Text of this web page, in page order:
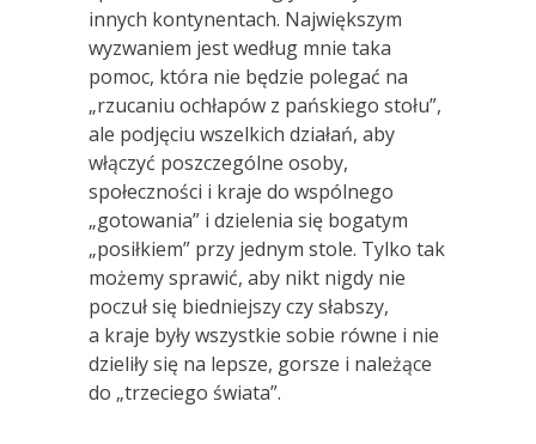
innych kontynentach. Największym
wyzwaniem jest według mnie taka
pomoc, która nie będzie polegać na
„rzucaniu ochłapów z pańskiego stołu”,
ale podjęciu wszelkich działań, aby
włączyć poszczególne osoby,
społeczności i kraje do wspólnego
„gotowania” i dzielenia się bogatym
„posiłkiem” przy jednym stole. Tylko tak
możemy sprawić, aby nikt nigdy nie
poczuł się biedniejszy czy słabszy,
a kraje były wszystkie sobie równe i nie
dzieliły się na lepsze, gorsze i należące
do „trzeciego świata”.